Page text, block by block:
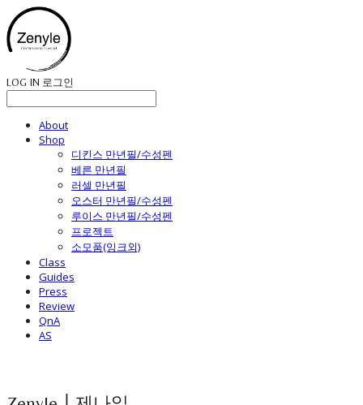
LOG IN 로그인
About
Shop
디킨스 만년필/수성펜
베른 만년필
러셀 만년필
오스터 만년필/수성펜
루이스 만년필/수성펜
프로젝트
소모품(잉크외)
Class
Guides
Press
Review
QnA
AS